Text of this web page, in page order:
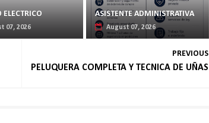
ELECTRICO
07, 2026
ASISTENTE ADMINISTRATIVA
August 07, 2026
PREVIOUS
PELUQUERA COMPLETA Y TECNICA DE UÑAS